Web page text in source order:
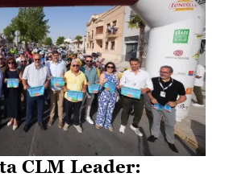
CLM Leader: